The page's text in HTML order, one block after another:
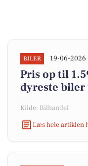
BILER 19-06-2026
Pris op til
dyreste biler
Kilde: Bilhandel
Læs hele artiklen